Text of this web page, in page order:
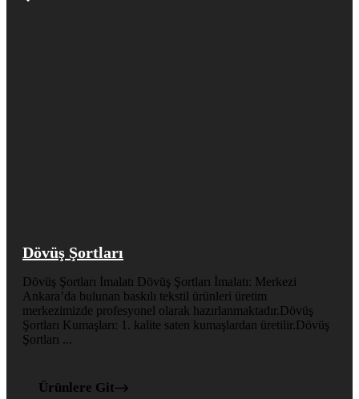
Dövüş Şortları
Dövüş Şortları İmalatı Dövüş Şortları İmalatı: Merkezi
Ankara’da bulunan baskılı tekstil ürünleri üretim
merkezimizde profesyonel olarak hazırlanmaktadır.Dövüş
Şortları Kumaşları: 1. kalite saten kumaşlardan üretilir.Dövüş
Şortları ...
Ürünlere Git